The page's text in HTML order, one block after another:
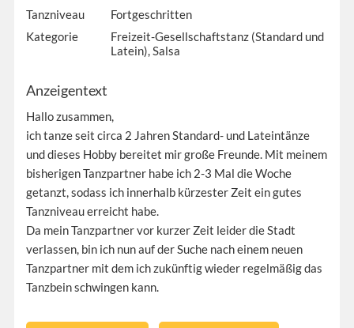
Tanzniveau
Fortgeschritten
Kategorie
Freizeit-Gesellschaftstanz (Standard und
Latein), Salsa
Anzeigentext
Hallo zusammen,
ich tanze seit circa 2 Jahren Standard- und Lateintänze
und dieses Hobby bereitet mir große Freunde. Mit meinem
bisherigen Tanzpartner habe ich 2-3 Mal die Woche
getanzt, sodass ich innerhalb kürzester Zeit ein gutes
Tanzniveau erreicht habe.
Da mein Tanzpartner vor kurzer Zeit leider die Stadt
verlassen, bin ich nun auf der Suche nach einem neuen
Tanzpartner mit dem ich zukünftig wieder regelmäßig das
Tanzbein schwingen kann.